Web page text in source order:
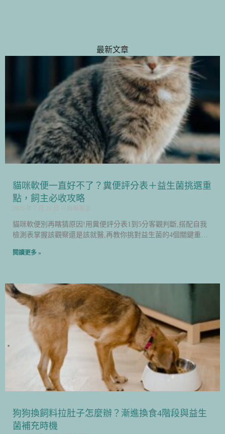
最新文章
貓咪軟便一直好不了？糞便評分表＋益生菌挑選重
點，飼主必收攻略
貓咪軟便別再瞎猜原因!用糞便評分表1到5分客觀判斷,搭配自我
檢測表掌握該觀察還是該就醫,再教你挑對益生菌的4個關鍵重
閱讀更多 »
狗狗換飼料拉肚子怎麼辦？漸進換食4階段與益生
菌補充時機